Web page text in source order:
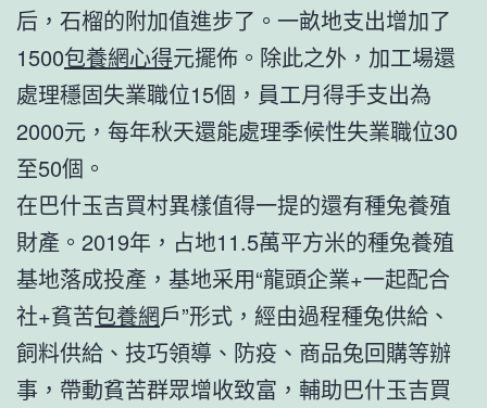
后，石榴的附加值進步了。一畝地支出增加了
1500包養網心得元擺佈。除此之外，加工場還
處理穩固失業職位15個，員工月得手支出為
2000元，每年秋天還能處理季候性失業職位30
至50個。
在巴什玉吉買村異樣值得一提的還有種兔養殖
財產。2019年，占地11.5萬平方米的種兔養殖
基地落成投產，基地采用“龍頭企業+一起配合
社+貧苦包養網戶”形式，經由過程種兔供給、
飼料供給、技巧領導、防疫、商品兔回購等辦
事，帶動貧苦群眾增收致富，輔助巴什玉吉買